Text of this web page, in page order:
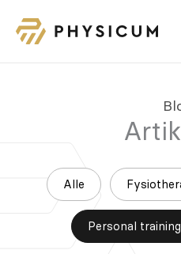
naar
Alle
Personal training